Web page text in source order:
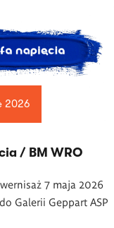
2026
/ BM WRO
7 maja 2026
Galerii Geppart ASP